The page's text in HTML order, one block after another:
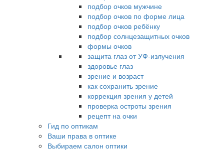
подбор очков мужчине
подбор очков по форме лица
подбор очков ребёнку
подбор солнцезащитных очков
формы очков
защита глаз от УФ-излучения
здоровье глаз
зрение и возраст
как сохранить зрение
коррекция зрения у детей
проверка остроты зрения
рецепт на очки
Гид по оптикам
Ваши права в оптике
Выбираем салон оптики